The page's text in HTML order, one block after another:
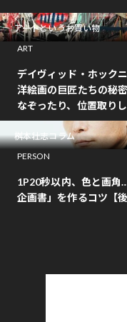
アートというお買い物
ART
デイヴィッド・ホック
洋絵画の巨匠たちの秘
なぞったり、位置取り
桝本壮志コラム
PERSON
1P20秒以内、色と画角
企画書」を作るコツ【後